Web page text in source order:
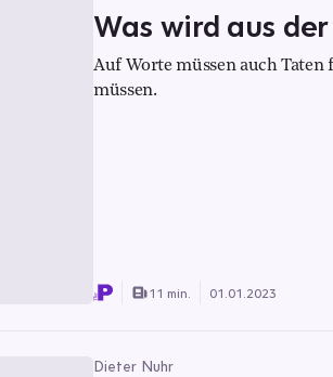
Was wird aus
Auf Worte müssen auch
müssen.
11 min. 01.01.2023
Dieter Nuhr